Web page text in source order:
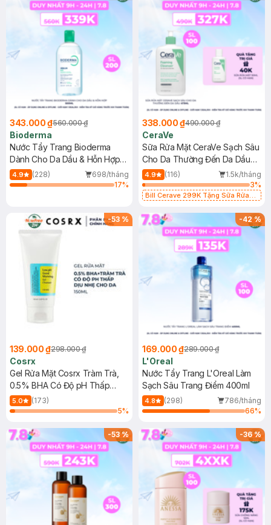
343.000 ₫560.000 ₫
Bioderma
Nước Tẩy Trang Bioderma
Dành Cho Da Dầu & Hỗn Hợp
500ml
4.9 (228)
698/tháng
17%
338.000 ₫490.000 ₫
CeraVe
Sữa Rửa Mặt CeraVe Sạch Sâu
Cho Da Thường Đến Da Dầu
473ml
4.9 (116)
1.5k/tháng
3%
Bill Cerave 299K Tặng Sữa Rửa
-53 %
139.000 ₫298.000 ₫
Cosrx
Gel Rửa Mặt Cosrx Tràm Trà,
0.5% BHA Có Độ pH Thấp
150ml
5.0
(173)
5%
-42%
169.000 ₫289.000 ₫
L'Oreal
Nước Tẩy Trang L'Oreal Làm
Sạch Sâu Trang Điểm 400ml
4.8 (298)
786/tháng
66%
-53% -36%